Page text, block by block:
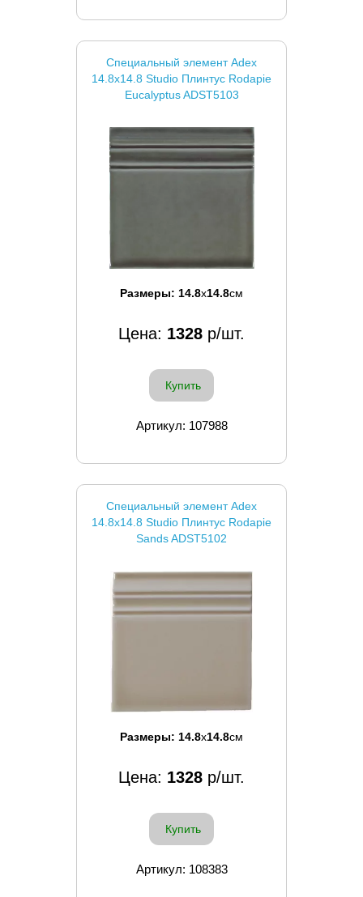
Специальный элемент Adex
14.8x14.8 Studio Плинтус Rodapie
Eucalyptus ADST5103
Размеры: 14.8x14.8см
Цена: 1328 р/шт.
Купить
Артикул: 107988
Специальный элемент Adex
14.8x14.8 Studio Плинтус Rodapie
Sands ADST5102
Размеры: 14.8x14.8см
Цена: 1328 р/шт.
Купить
Артикул: 108383